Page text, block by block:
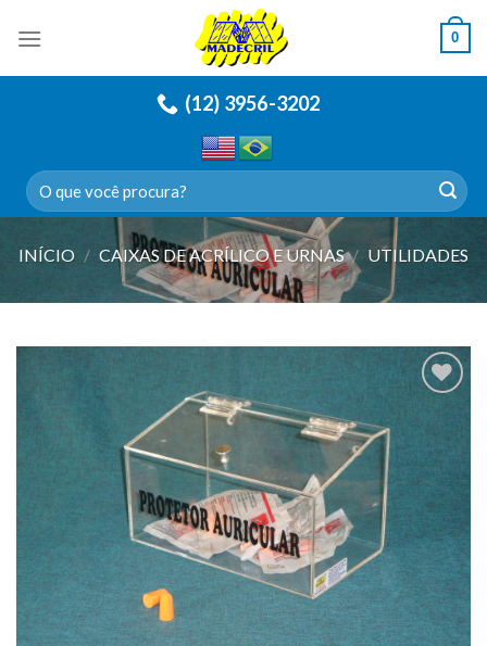
0
(12) 3956-3202
Pesquisar
por:
INÍCIO / CAIXAS DE ACRÍLICO E URNAS / UTILIDADES
Adicionar
a lista de
desejos